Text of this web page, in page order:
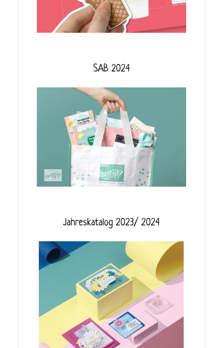
SAB 2024
Jahreskatalog 2023/ 2024